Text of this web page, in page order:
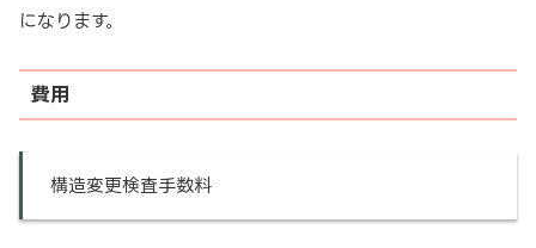
になります。
費用
構造変更検査手数料